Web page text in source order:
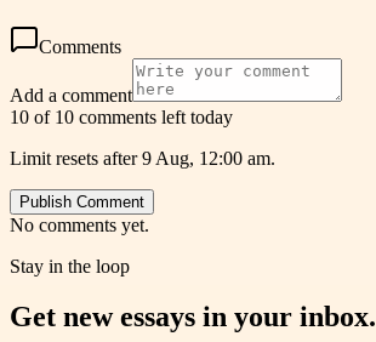
Comments
Add a comment
10 of 10 comments left today
Limit resets after 9 Aug, 12:00 am.
Publish Comment
No comments yet.
Stay in the loop
Get new essays in your inbox.